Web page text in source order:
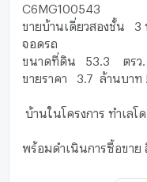
C6MG100543
ขายบ้านเดี่ยวสองชั้น 3
จอดรถ
ขนาดที่ดิน 53.3 ตรว.
ขายราคา 3.7 ล้านบาท
บ้านในโครงการ ทำเล
พร้อมดำเนินการซื้อขา